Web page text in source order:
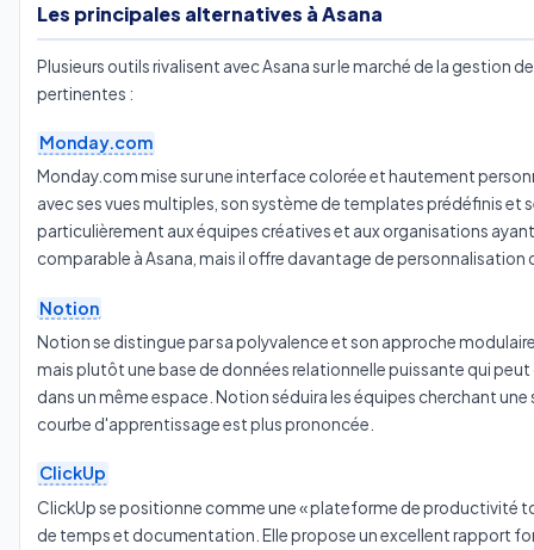
Les principales alternatives à Asana
Plusieurs outils rivalisent avec Asana sur le marché de la gestion
pertinentes :
Monday.com
Monday.com mise sur une interface colorée et hautement
avec ses vues multiples, son système de templates prédéfinis
particulièrement aux équipes créatives et aux organisations
comparable à Asana, mais il offre davantage de personnalisation
Notion
Notion se distingue par sa polyvalence et son approche
mais plutôt une base de données relationnelle puissante qui
dans un même espace. Notion séduira les équipes cherchant
courbe d'apprentissage est plus prononcée.
ClickUp
ClickUp se positionne comme une « plateforme de productivité
de temps et documentation. Elle propose un excellent rapport